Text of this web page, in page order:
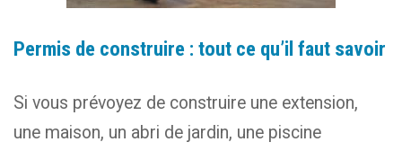
Permis de construire : tout ce qu’il faut savoir
Si vous prévoyez de construire une extension,
une maison, un abri de jardin, une piscine